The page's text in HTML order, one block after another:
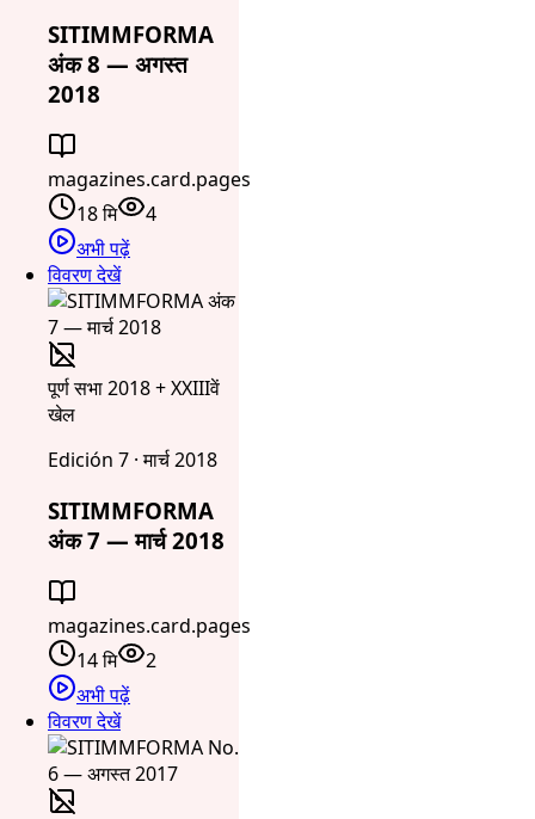
SITIMMFORMA
अंक 8 — अगस्त
2018
magazines.card.pages
18 मि
4
अभी पढ़ें
विवरण देखें
पूर्ण सभा 2018 + XXIIIवें
खेल
Edición 7 · मार्च 2018
SITIMMFORMA
अंक 7 — मार्च 2018
magazines.card.pages
14 मि
2
अभी पढ़ें
विवरण देखें